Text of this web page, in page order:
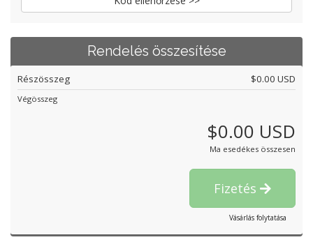
Rendelés összesítése
Részösszeg $0.00 USD
Végösszeg
$0.00 USD
Ma esedékes összesen
Fizetés
Vásárlás folytatása